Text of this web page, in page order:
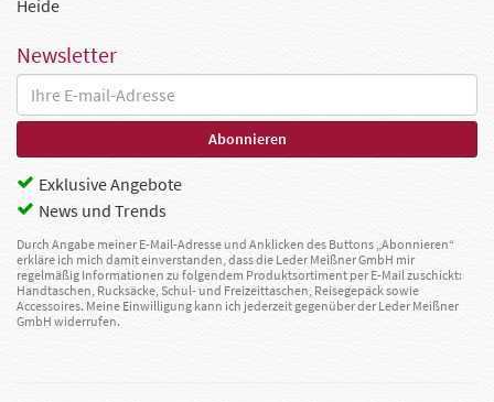
Heide
Newsletter
Exklusive Angebote
News und Trends
Durch Angabe meiner E-Mail-Adresse und Anklicken des Buttons „Abonnieren“
erkläre ich mich damit einverstanden, dass die Leder Meißner GmbH mir
regelmäßig Informationen zu folgendem Produktsortiment per E-Mail zuschickt:
Handtaschen, Rucksäcke, Schul- und Freizeittaschen, Reisegepäck sowie
Accessoires. Meine Einwilligung kann ich jederzeit gegenüber der Leder Meißner
GmbH widerrufen.